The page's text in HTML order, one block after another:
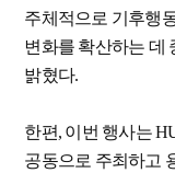
주체적으로 기후행
변화를 확산하는 데
밝혔다.
한편, 이번 행사는
공동으로 주최하고